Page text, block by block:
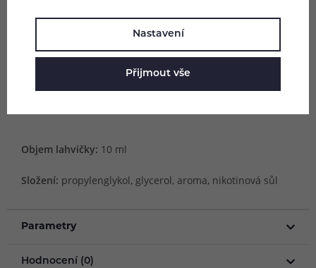
jedinečně vyladěné chuti každé příchutě z této okouzlující
řady. E-liquidy jsou dodávány v lahvičkách o objemu 10
ml s obsahem nikotinu 20 mg a disponují praktickým
Objem lahvičky: 10 ml
Složení: propylenglykol, glycerol, aroma, nikotinová sůl
Parametry
Hodnocení (0)
Nastavení
Přijmout vše